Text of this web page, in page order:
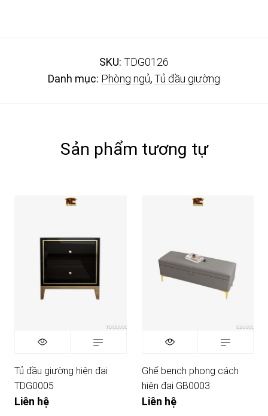
SKU: TDG0126
Danh mục: Phòng ngủ,Tủ đầu giường
Sản phẩm tương tự
Tủ đầu giường hiện đại
TDG0005
Liên hệ
Ghế bench phong cách
hiện đại GB0003
Liên hệ